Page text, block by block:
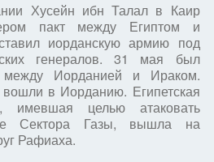
Хусейн ибн Талал в Каир
пакт между Египтом и
иорданскую армию под
генералов. 31 мая был
между Иорданией и Ираком.
в Иорданию. Египетская
имевшая целью атаковать
Сектора Газы, вышла на
Рафиаха.